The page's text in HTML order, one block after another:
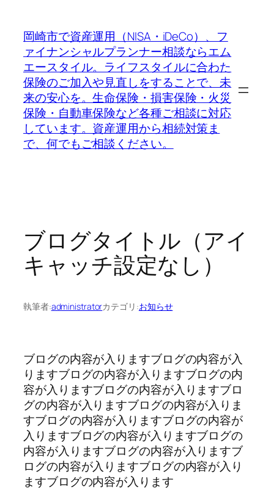
岡崎市で資産運用（NISA・iDeCo）、フ
ァイナンシャルプランナー相談ならエム
エースタイル。ライフスタイルに合わた
保険のご加入や見直しをすることで、未
来の安心を。生命保険・損害保険・火災
保険・自動車保険など各種ご相談に対応
しています。資産運用から相続対策ま
で、何でもご相談ください。
ブログタイトル（アイ
キャッチ設定なし）
執筆者:administratorカテゴリ:お知らせ
ブログの内容が入りますブログの内容が入
りますブログの内容が入りますブログの内
容が入りますブログの内容が入りますブロ
グの内容が入りますブログの内容が入りま
すブログの内容が入りますブログの内容が
入りますブログの内容が入りますブログの
内容が入りますブログの内容が入りますブ
ログの内容が入りますブログの内容が入り
ますブログの内容が入ります